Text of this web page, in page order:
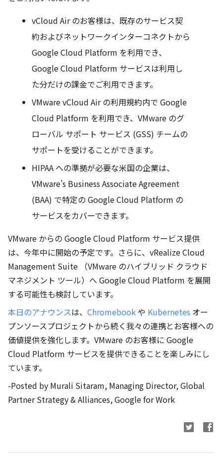
vCloud Air のお客様は、既存のサービス契
約およびネットワークインターコネクトから
Google Cloud Platform を利用でき、
Google Cloud Platform サービスは利用し
た分だけの課金でご利用できます。
VMware vCloud Air の利用規約内で Google
Cloud Platform を利用でき、VMware のグ
ローバル サポート サービス (GSS) チームの
サポートを受けることができます。
HIPAA への準拠が必要な米国の企業は、
VMware’s Business Associate Agreement
(BAA) で特定の Google Cloud Platform の
サービスをカバーできます。
VMware からの Google Cloud Platform サービス提供
は、今年中に開始の予定です。さらに、vRealize Cloud
Management Suite （VMware のハイブリッド クラウド
マネジメント ツール）へ Google Cloud Platform を展開
する可能性も検討しています。
本日のアナウンスは、 Chromebookや Kubernetes オー
プンソースプロジェクトから続く我々の連携とお客様への
価値提供を強化します。VMware のお客様に Google
Cloud Platform サービスを提供できることを楽しみにし
ています。
-Posted by Murali Sitaram, Managing Director, Global
Partner Strategy & Alliances, Google for Work